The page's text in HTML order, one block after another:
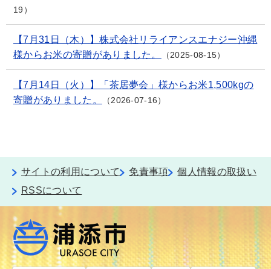
19
【7月31日（木）】株式会社リライアンスエナジー沖縄
様からお米の寄贈がありました。
2025-08-15
【7月14日（火）】「茶居夢会」様からお米1,500kgの
寄贈がありました。
2026-07-16
サイトの利用について 免責事項
個人情報の取扱い
RSSについて